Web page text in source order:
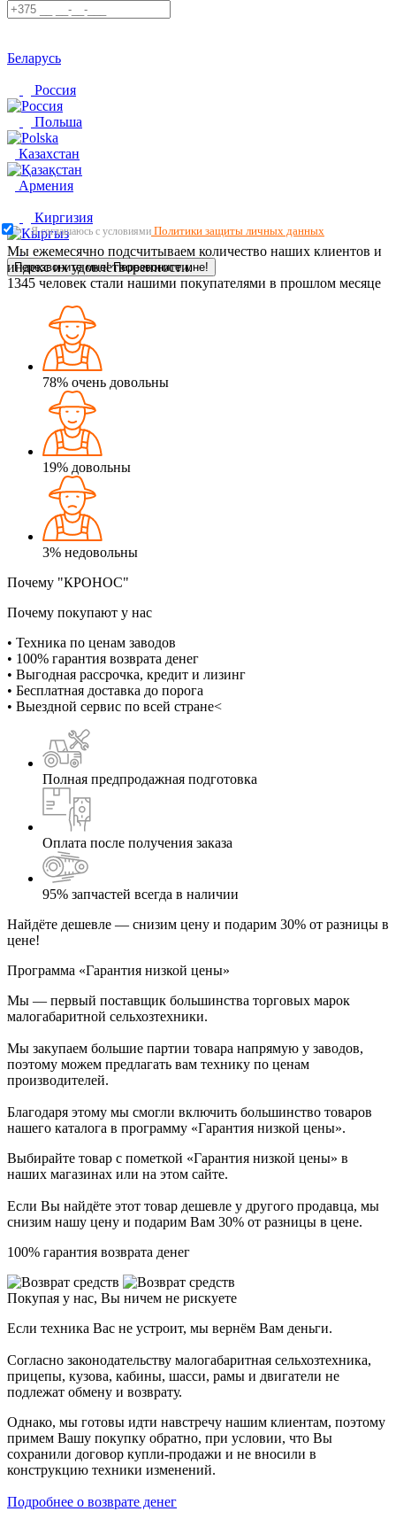
Беларусь
Россия
Польша
Казахстан
Армения
Киргизия
Перезвоните мне! Перезвоните мне!
Я соглашаюсь с условиями Политики защиты личных данных
Мы ежемесячно подсчитываем количество наших клиентов и
индекс их удовлетворенности.
1345 человек стали нашими покупателями в прошлом месяце
78% очень довольны
19% довольны
3% недовольны
Почему "КРОНОС"
Почему покупают у нас
• Техника по ценам заводов
• 100% гарантия возврата денег
• Выгодная рассрочка, кредит и лизинг
• Бесплатная доставка до порога
• Выездной сервис по всей стране<
Полная предпродажная подготовка
Оплата после получения заказа
95% запчастей всегда в наличии
Найдёте дешевле — снизим цену и подарим 30% от разницы в
цене!
Программа «Гарантия низкой цены»
Мы — первый поставщик большинства торговых марок
малогабаритной сельхозтехники.
Мы закупаем большие партии товара напрямую у заводов,
поэтому можем предлагать вам технику по ценам
производителей.
Благодаря этому мы смогли включить большинство товаров
нашего каталога в программу «Гарантия низкой цены».
Выбирайте товар с пометкой «Гарантия низкой цены» в
наших магазинах или на этом сайте.
Если Вы найдёте этот товар дешевле у другого продавца, мы
снизим нашу цену и подарим Вам 30% от разницы в цене.
100% гарантия возврата денег
Покупая у нас, Вы ничем не рискуете
Если техника Вас не устроит, мы вернём Вам деньги.
Согласно законодательству малогабаритная сельхозтехника,
прицепы, кузова, кабины, шасси, рамы и двигатели не
подлежат обмену и возврату.
Однако, мы готовы идти навстречу нашим клиентам, поэтому
примем Вашу покупку обратно, при условии, что Вы
сохранили договор купли-продажи и не вносили в
конструкцию техники изменений.
Подробнее о возврате денег